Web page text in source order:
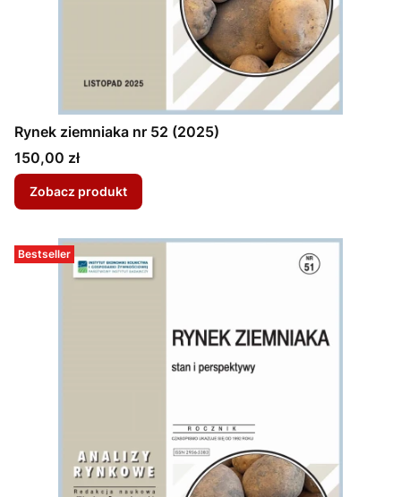
Rynek ziemniaka nr 52 (2025)
Cena
150,00 zł
Zobacz produkt
Bestseller